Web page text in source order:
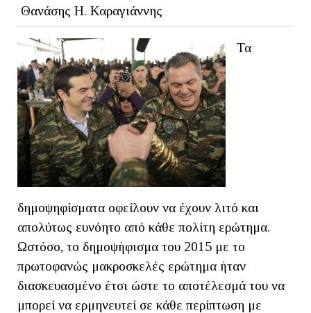
Θανάσης Η. Καραγιάννης
Τα
δημοψηφίσματα οφείλουν να έχουν λιτό και
απολύτως ευνόητο από κάθε πολίτη ερώτημα.
Ωστόσο, το δημοψήφισμα του 2015 με το
πρωτοφανώς μακροσκελές ερώτημα ήταν
διασκευασμένο έτσι ώστε το αποτέλεσμά του να
μπορεί να ερμηνευτεί σε κάθε περίπτωση με